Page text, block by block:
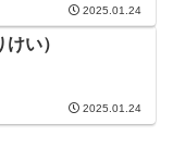
2025.01.24
い）
2025.01.24